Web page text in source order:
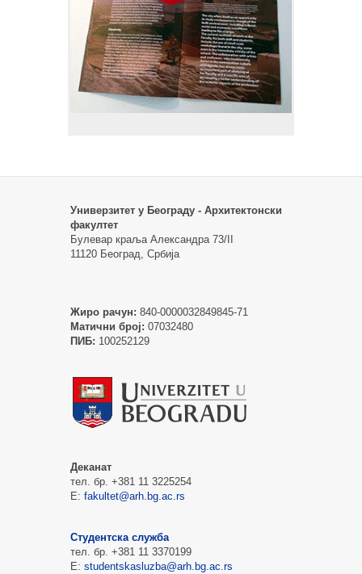
Универзитет у Београду - Архитектонски
факултет
Булевар краља Александра 73/II
11120 Београд, Србија
Жиро рачун: 840-0000032849845-71
Матични број: 07032480
ПИБ: 100252129
Деканат
тел. бр. +381 11 3225254
Е: fakultet@arh.bg.ac.rs
Студентска служба
тел. бр. +381 11 3370199
Е: studentskasluzba@arh.bg.ac.rs